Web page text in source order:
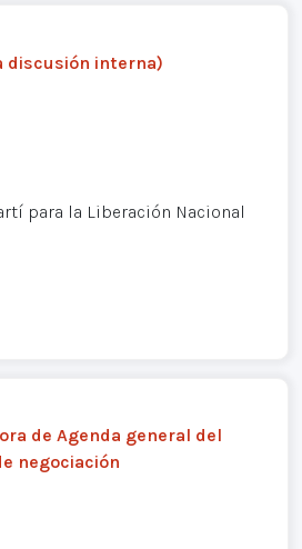
discusión interna)
para la Liberación Nacional
de Agenda general del
negociación